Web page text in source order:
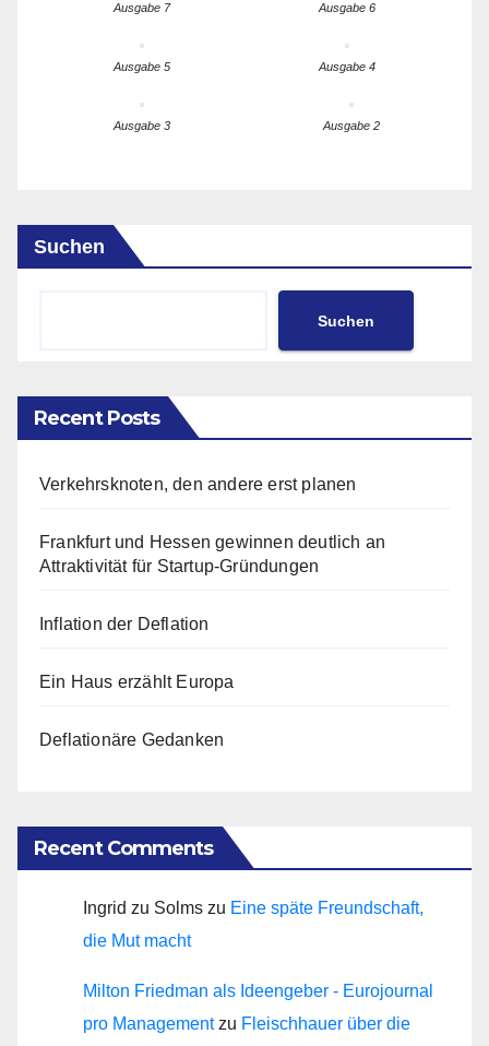
Ausgabe 7 Ausgabe 6
Ausgabe 5 Ausgabe 4
Ausgabe 3 Ausgabe 2
Suchen
Suchen
Recent Posts
Verkehrsknoten, den andere erst planen
Frankfurt und Hessen gewinnen deutlich an
Attraktivität für Startup-Gründungen
Inflation der Deflation
Ein Haus erzählt Europa
Deflationäre Gedanken
Recent Comments
Ingrid zu Solms zu Eine späte Freundschaft,
die Mut macht
Milton Friedman als Ideengeber - Eurojournal
pro Managementzu Fleischhauer über die